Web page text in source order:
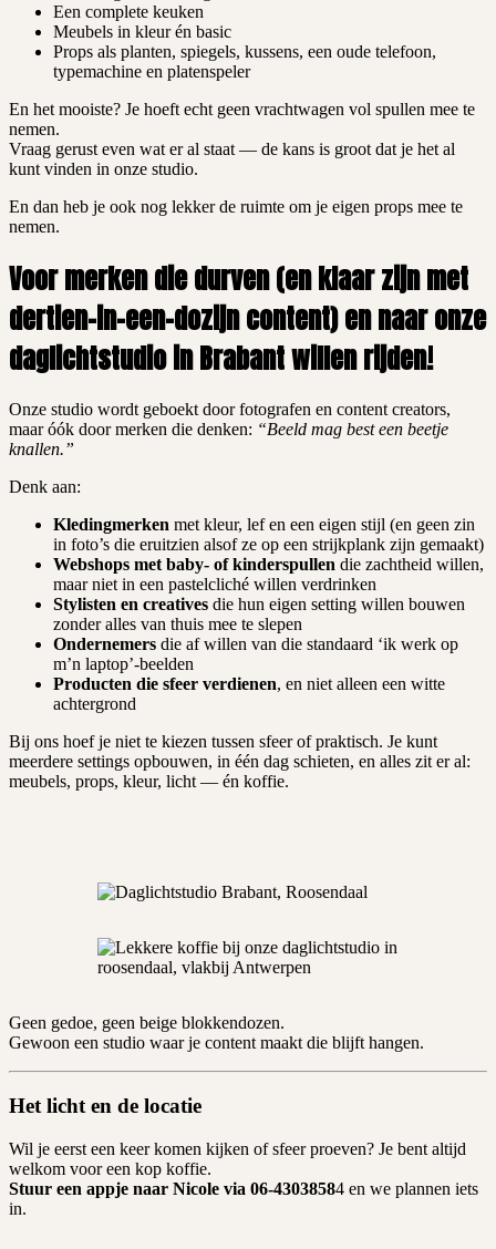
Een complete keuken
Meubels in kleur én basic
Props als planten, spiegels, kussens, een oude telefoon,
typemachine en platenspeler
En het mooiste? Je hoeft echt geen vrachtwagen vol spullen mee te
nemen.
Vraag gerust even wat er al staat — de kans is groot dat je het al
kunt vinden in onze studio.
En dan heb je ook nog lekker de ruimte om je eigen props mee te
nemen.
Voor merken die durven (en klaar zijn met
dertien-in-een-dozijn content) en naar onze
daglichtstudio in Brabant willen rijden!
Onze studio wordt geboekt door fotografen en content creators,
maar óók door merken die denken: “Beeld mag best een beetje
knallen.”
Denk aan:
Kledingmerken met kleur, lef en een eigen stijl (en geen zin
in foto’s die eruitzien alsof ze op een strijkplank zijn gemaakt)
Webshops met baby- of kinderspullen die zachtheid willen,
maar niet in een pastelcliché willen verdrinken
Stylisten en creatives die hun eigen setting willen bouwen
zonder alles van thuis mee te slepen
Ondernemers die af willen van die standaard ‘ik werk op
m’n laptop’-beelden
Producten die sfeer verdienen, en niet alleen een witte
achtergrond
Bij ons hoef je niet te kiezen tussen sfeer of praktisch. Je kunt
meerdere settings opbouwen, in één dag schieten, en alles zit er al:
meubels, props, kleur, licht — én koffie.
Geen gedoe, geen beige blokkendozen.
Gewoon een studio waar je content maakt die blijft hangen.
Het licht en de locatie
Wil je eerst een keer komen kijken of sfeer proeven? Je bent altijd
welkom voor een kop koffie.
Stuur een appje naar Nicole via 06-43038584 en we plannen iets
in.